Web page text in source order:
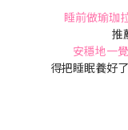
睡前做瑜珈
推
安穩地一
得把睡眠養好